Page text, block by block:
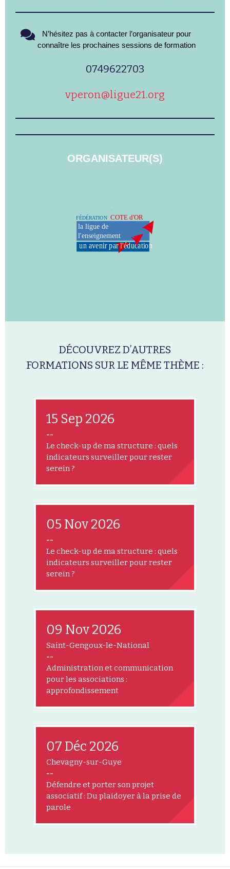
N’hésitez pas à contacter l’organisateur pour
connaître les prochaines sessions de formation
0749622703
vperon@ligue21.org
ORGANISATEUR(S)
DÉCOUVREZ D’AUTRES
FORMATIONS SUR LE MÊME THÈME :
15 Sep 2026
--
Le check-up de ma structure : quels
indicateurs surveiller pour rester
serein ?
05 Nov 2026
--
Le check-up de ma structure : quels
indicateurs surveiller pour rester
serein ?
09 Nov 2026
Saint-Gengoux-le-National
--
Administration et communication
pour les associations :
approfondissement
07 Déc 2026
Chevagny-sur-Guye
--
Défendre et porter son projet
associatif : Du plaidoyer à la prise de
parole